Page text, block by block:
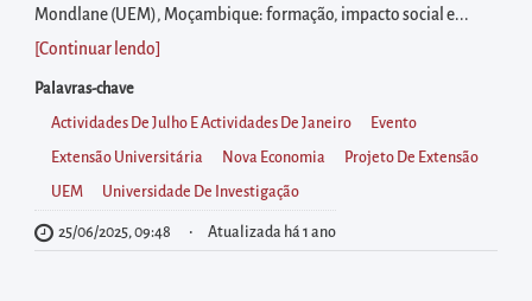
para
realizar
buscas
internas
Acessar
diretamente
as
Mondlane (UEM), Moçambique: formação, impacto social e...
[Continuar lendo
Palavras-chave
Actividades De Julho E Actividades De Janeiro Evento
Extensão Universitária Nova Economia Projeto De Extensão
UEM Universidade De Investigação
25/06/2025, 09:48 Atualizada há 1 ano